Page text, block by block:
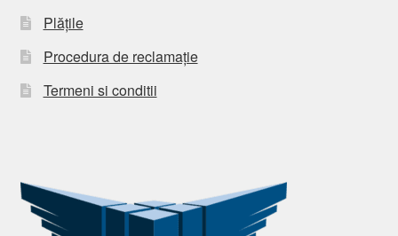
Plățile
Procedura de reclamație
Termeni si conditii